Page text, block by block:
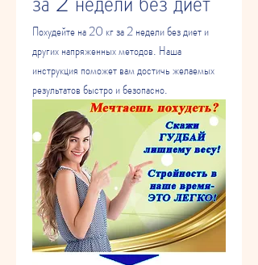
Похудейте на 20 кг за 2 недели без диет и
других напряженных методов. Наша
инструкция поможет вам достичь желаемых
результатов быстро и безопасно.